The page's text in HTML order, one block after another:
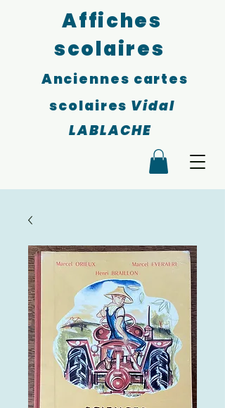
Affiches
scolaires
Anciennes cartes
scolaires Vidal
LABLACHE